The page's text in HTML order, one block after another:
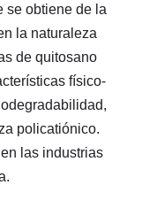
se obtiene de la
la naturaleza
de quitosano
físico-
policatiónico.
las industrias